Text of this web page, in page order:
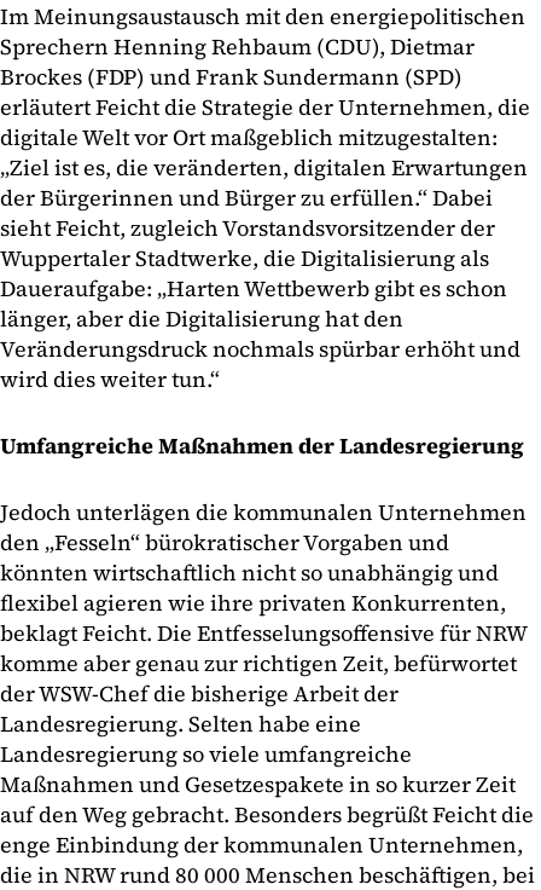
Im Meinungsaustausch mit den energiepolitischen
Sprechern Henning Rehbaum (CDU), Dietmar
Brockes (FDP) und Frank Sundermann (SPD)
erläutert Feicht die Strategie der Unternehmen, die
digitale Welt vor Ort maßgeblich mitzugestalten:
„Ziel ist es, die veränderten, digitalen Erwartungen
der Bürgerinnen und Bürger zu erfüllen.“ Dabei
sieht Feicht, zugleich Vorstandsvorsitzender der
Wuppertaler Stadtwerke, die Digitalisierung als
Daueraufgabe: „Harten Wettbewerb gibt es schon
länger, aber die Digitalisierung hat den
Veränderungsdruck nochmals spürbar erhöht und
wird dies weiter tun.“
Umfangreiche Maßnahmen der Landesregierung
Jedoch unterlägen die kommunalen Unternehmen
den „Fesseln“ bürokratischer Vorgaben und
könnten wirtschaftlich nicht so unabhängig und
flexibel agieren wie ihre privaten Konkurrenten,
beklagt Feicht. Die Entfesselungsoffensive für NRW
komme aber genau zur richtigen Zeit, befürwortet
der WSW-Chef die bisherige Arbeit der
Landesregierung. Selten habe eine
Landesregierung so viele umfangreiche
Maßnahmen und Gesetzespakete in so kurzer Zeit
auf den Weg gebracht. Besonders begrüßt Feicht die
enge Einbindung der kommunalen Unternehmen,
die in NRW rund 80 000 Menschen beschäftigen, bei